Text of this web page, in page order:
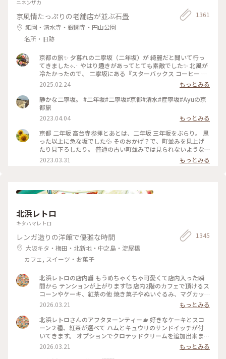
ニネンザカ
京風情たっぷりの老舗店が並ぶ石畳
祇園・清水寺・銀閣寺・円山公園
名所・旧跡
1361
京都の旅✨ 夕暮れの二寧坂（二年坂）が 綺麗だと聞いて行っ
てきました︎︎⟡.· やはり趣きがあってとても素敵でした✨ 北風が
冷たかったので、 二寧坂にある『スターバックス コーヒー 京
都二寧坂ヤサカ茶屋店』さんへ行き コーヒーであたたまりま
した☕️✨ 抹茶バターサンドも美味しかった♡ こちらのスタバ
は、 築100年を超える伝統的な日本家屋の店舗で、 畳の間で
コーヒー体験が楽しめます。 私の隣にいた観光客さんが、 畳
の間はどこかと聞いてこられたので こちらですよとお伝えし
ました😊 観光客さんは「ここに来るのが 夢だったんです✨」
と話していました。 その気持ちがよくわかります。 とても素
敵なスタバでした⟡.·*. のんびりと散策が楽しい 夕暮れのニ寧
坂でした(˶ˊᵕˋ˵)✨ #二寧坂 #二年坂 #京都 #京都旅 #スターバ
ックスコーヒー京都二寧坂ヤサカ茶屋店 #スタバ #ぽかぽか #
夕暮れの二寧坂
2025.02.24
もっとみる
静かな二寧坂。 #二年坂#二寧坂#京都#清水#産寧坂#Ayuの京
都旅
2023.04.04
もっとみる
京都 二年坂 高台寺参拝とあとは、二年坂 三年坂をぶらり。 思
った以上に急な坂でした💦 そのおかげ？で、町並みを見上げ
たり見下ろしたり。 普通の古い町並みでは見られないような
風景でした。 そして、見たかった町並み越しの五重塔✨ ちょ
うどお庭からしだれ桜の枝が出ていて、フォトスポットになっ
お花見 #桜
2023.03.31 もっとみる
北浜レトロ
キタハマレトロ
レンガ造りの洋館で優雅な時間
大阪キタ・梅田・北新地・中之島・淀屋橋
カフェ, スイーツ・お菓子
1345
北浜レトロの店内🏬 もうめちゃくちゃ可愛くて店内入った瞬
間から テンションが上がります🥰 店内2階のカフェで頂けるス
コーンやケーキ、紅茶の他 焼き菓子やぬいぐるみ、マグカッ
プやプレゼント用の 詰め合わせなど購入することが出来ます✨
店内はシックなアンティーク家具にミントグリーンが 映えて
素敵な空間です〜！
2026.03.21
もっとみる
北浜レトロさんのアフタヌーンティー🫖 好きなケーキとスコ
ーン２種、紅茶が選べて ハムとキュウリのサンドイッチが付
いてきます。 オプションでクロテッドクリームを追加出来ます
✨ スコーンは季節限定のさくらとくるみをチョイス。 ケーキ
はストロベリースペシャルショートケーキです🍓 ウェッジウ
2026.03.21
もっとみる